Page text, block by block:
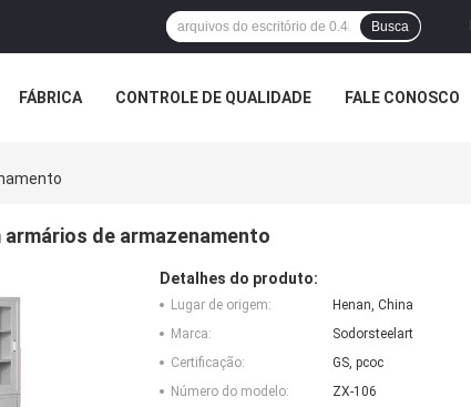
Busca
FÁBRICA CONTROLE DE QUALIDADE FALE CONOSCO
de armazenamento
Detalhes do produto:
Lugar de origem:
Henan, China
Marca:
Sodorsteelart
Certificação:
GS, pcoc
Número do modelo:
ZX-106